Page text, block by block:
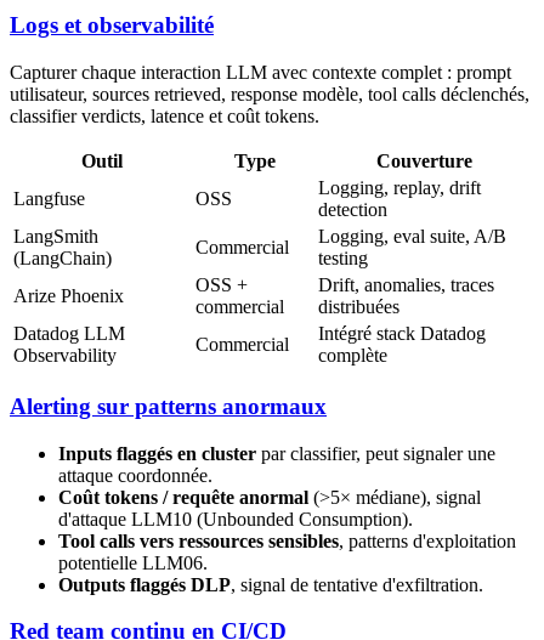
Logs et observabilité
Capturer chaque interaction LLM avec contexte complet : prompt
utilisateur, sources retrieved, response modèle, tool calls déclenchés,
classifier verdicts, latence et coût tokens.
Outil Type
Couverture
Langfuse
OSS
Logging, replay, drift
detection
LangSmith
(LangChain)
Commercial
Logging, eval suite, A/B
testing
Arize Phoenix
OSS +
commercial
Drift, anomalies, traces
distribuées
Datadog LLM
Observability
Commercial
Intégré stack Datadog
complète
Alerting sur patterns anormaux
Inputs flaggés en cluster par classifier, peut signaler une
attaque coordonnée.
Coût tokens / requête anormal (>5× médiane), signal
d'attaque LLM10 (Unbounded Consumption).
Tool calls vers ressources sensibles, patterns d'exploitation
potentielle LLM06.
Outputs flaggés DLP, signal de tentative d'exfiltration.
Red team continu en CI/CD